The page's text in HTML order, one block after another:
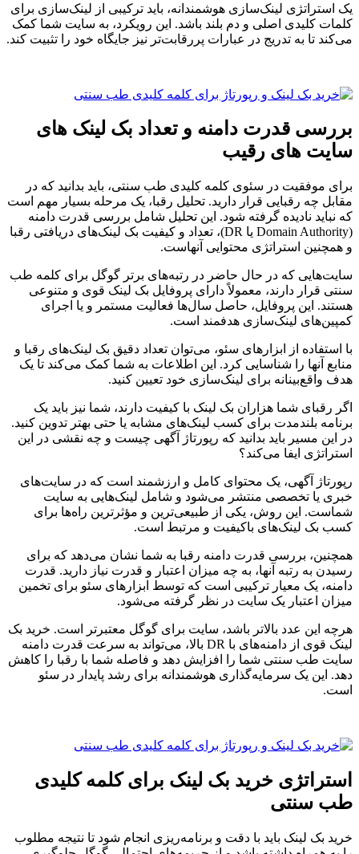
یک استراتژی لینک‌سازی هوشمندانه، باید ترکیبی از لینک‌سازی برای
کلمات کلیدی اصلی و دم بلند باشد. این رویکرد، به سایت شما کمک
می‌کند تا به تدریج در عبارات پررقابت‌تر نیز جایگاه خود را تثبیت کند.
بررسی قدرت دامنه و تعداد بک لینک های
سایت های رقیب
برای موفقیت در سئوی کلمه کلیدی طب سنتی، باید بدانید که در
مقابل چه رقبایی قرار دارید. تحلیل رقبا، یک مرحله بسیار مهم است
که نباید نادیده گرفته شود. این تحلیل شامل بررسی قدرت دامنه
(Domain Authority یا DR)، تعداد و کیفیت بک لینک‌های دریافتی رقبا
و همچنین استراتژی محتوایی آنهاست.
سایت‌هایی که در حال حاضر در رتبه‌های برتر گوگل برای کلمه طب
سنتی قرار دارند، معمولاً دارای پروفایل بک لینک قوی و متنوعی
هستند. این پروفایل، حاصل سال‌ها فعالیت مستمر و یا اجرای
کمپین‌های لینک‌سازی هدفمند است.
با استفاده از ابزارهای سئو، می‌توان تعداد دقیق بک لینک‌های رقبا و
منابع آنها را شناسایی کرد. این اطلاعات به شما کمک می‌کند تا یک
هدف واقع‌بینانه برای لینک‌سازی خود تعیین کنید.
اگر رقبای شما هزاران بک لینک با کیفیت دارند، شما نیز باید یک
برنامه بلندمدت برای کسب لینک‌های مشابه یا حتی بهتر تدوین کنید.
در این مسیر باید بدانید که رپورتاژ آگهی چیست و چه نقشی در این
استراتژی ایفا می‌کند؟
رپورتاژ آگهی، یک محتوای کامل و ارزشمند است که در سایت‌های
خبری یا تخصصی منتشر می‌شود و شامل لینک‌هایی به سایت
شماست. این روش، یکی از طبیعی‌ترین و مؤثرترین راه‌ها برای
کسب بک لینک‌های باکیفیت و مرتبط است.
همچنین، بررسی قدرت دامنه رقبا به شما نشان می‌دهد که برای
رسیدن به رتبه آنها، به چه میزان اعتبار و قدرت نیاز دارید. قدرت
دامنه، یک معیار ترکیبی است که توسط ابزارهای سئو برای تخمین
میزان اعتبار یک سایت در نظر گرفته می‌شود.
هرچه این عدد بالاتر باشد، سایت برای گوگل معتبرتر است. خرید بک
لینک قوی از دامنه‌های با DR بالا، می‌تواند به سرعت قدرت دامنه
سایت طب سنتی شما را افزایش دهد و فاصله شما با رقبا را کاهش
دهد. این یک سرمایه‌گذاری هوشمندانه برای رشد پایدار در سئو
است.
استراتژی خرید بک لینک برای کلمه کلیدی
طب سنتی
خرید بک لینک باید با دقت و برنامه‌ریزی انجام شود تا نتیجه مطلوب